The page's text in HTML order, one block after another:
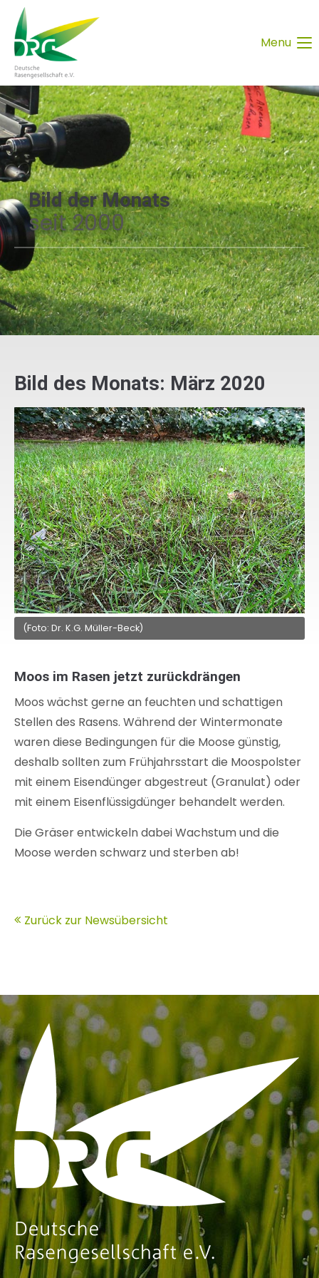
Menu
Bild der Monats
seit 2000
Bild des Monats: März 2020
(Foto: Dr. K.G. Müller-Beck)
Moos im Rasen jetzt zurückdrängen
Moos wächst gerne an feuchten und schattigen
Stellen des Rasens. Während der Wintermonate
waren diese Bedingungen für die Moose günstig,
deshalb sollten zum Frühjahrsstart die Moospolster
mit einem Eisendünger abgestreut (Granulat) oder
mit einem Eisenflüssigdünger behandelt werden.
Die Gräser entwickeln dabei Wachstum und die
Moose werden schwarz und sterben ab!
Zurück zur Newsübersicht